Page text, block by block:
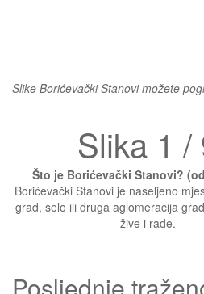
Slike Borićevački Stanovi možete
Slika 1 /
Što je Borićevački Stanovi?
Borićevački Stanovi je naseljeno
grad, selo ili druga aglomeracija
žive i rade.